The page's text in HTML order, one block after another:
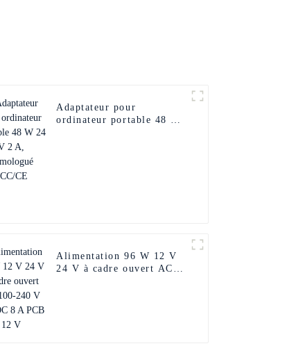
Adaptateur pour
ordinateur portable 48 W
Alimentation 96 W 12 V
24 V à cadre ouvert AC